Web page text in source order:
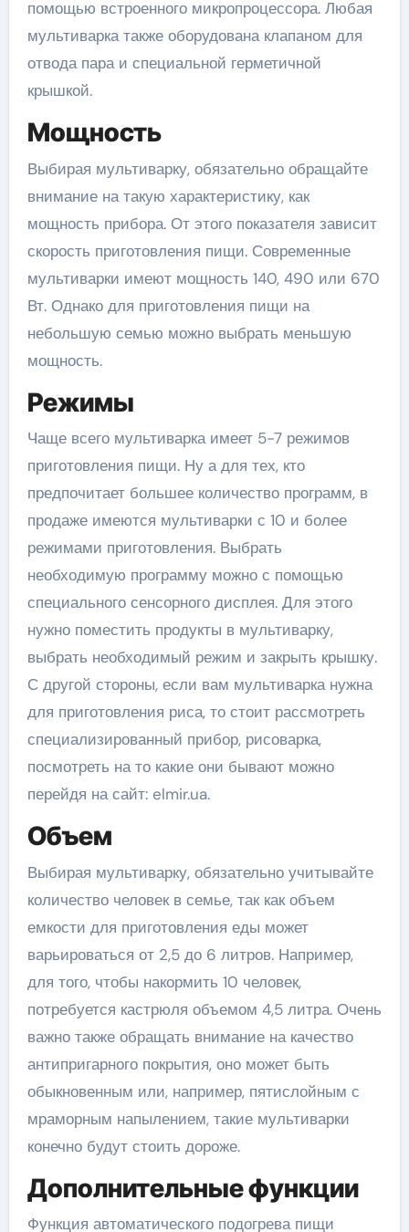
помощью встроенного микропроцессора. Любая
мультиварка также оборудована клапаном для
отвода пара и специальной герметичной
крышкой.
Мощность
Выбирая мультиварку, обязательно обращайте
внимание на такую характеристику, как
мощность прибора. От этого показателя зависит
скорость приготовления пищи. Современные
мультиварки имеют мощность 140, 490 или 670
Вт. Однако для приготовления пищи на
небольшую семью можно выбрать меньшую
мощность.
Режимы
Чаще всего мультиварка имеет 5-7 режимов
приготовления пищи. Ну а для тех, кто
предпочитает большее количество программ, в
продаже имеются мультиварки с 10 и более
режимами приготовления. Выбрать
необходимую программу можно с помощью
специального сенсорного дисплея. Для этого
нужно поместить продукты в мультиварку,
выбрать необходимый режим и закрыть крышку.
С другой стороны, если вам мультиварка нужна
для приготовления риса, то стоит рассмотреть
специализированный прибор, рисоварка,
посмотреть на то какие они бывают можно
перейдя на сайт: elmir.ua.
Объем
Выбирая мультиварку, обязательно учитывайте
количество человек в семье, так как объем
емкости для приготовления еды может
варьироваться от 2,5 до 6 литров. Например,
для того, чтобы накормить 10 человек,
потребуется кастрюля объемом 4,5 литра. Очень
важно также обращать внимание на качество
антипригарного покрытия, оно может быть
обыкновенным или, например, пятислойным с
мраморным напылением, такие мультиварки
конечно будут стоить дороже.
Дополнительные функции
Функция автоматического подогрева пищи